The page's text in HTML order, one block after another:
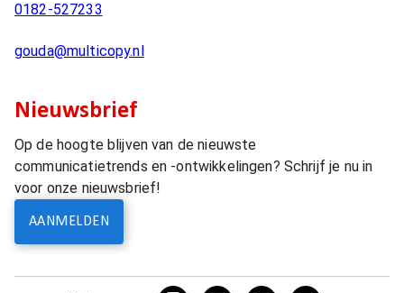
0182-527233
gouda@multicopy.nl
Nieuwsbrief
Op de hoogte blijven van de nieuwste
communicatietrends en -ontwikkelingen? Schrijf je nu in
voor onze nieuwsbrief!
AANMELDEN